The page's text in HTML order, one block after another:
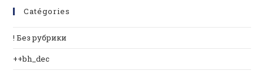
Catégories
! Без рубрики
++bh_dec